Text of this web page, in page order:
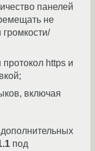
панелей
не
громкости/
https и
включая
под